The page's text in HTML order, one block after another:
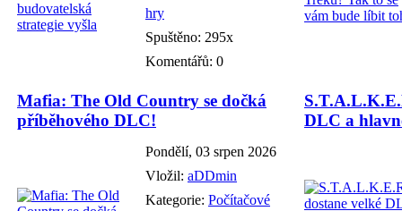
hry
Spuštěno: 295x
Komentářů: 0
Mafia: The Old Country se dočká
příběhového DLC!
Pondělí, 03 srpen 2026
Vložil: aDDmin
Kategorie: Počítačové
DLC a